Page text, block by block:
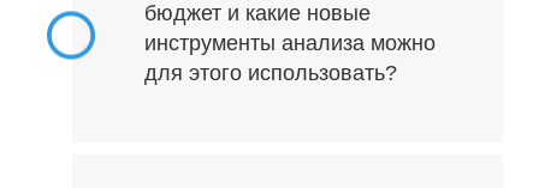
бюджет и какие новые
инструменты анализа можно
для этого использовать?